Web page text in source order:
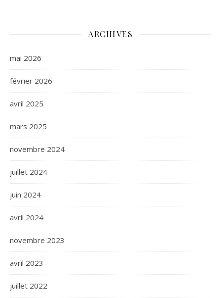
ARCHIVES
mai 2026
février 2026
avril 2025
mars 2025
novembre 2024
juillet 2024
juin 2024
avril 2024
novembre 2023
avril 2023
juillet 2022